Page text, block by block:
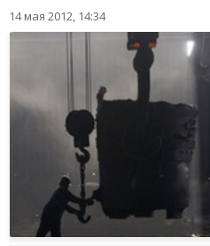
14 мая 2012, 14:34